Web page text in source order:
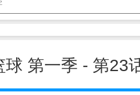
球 第一季 - 第23